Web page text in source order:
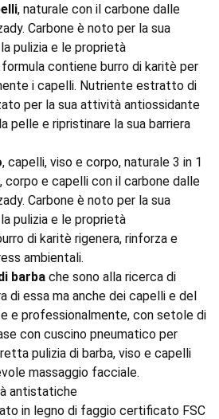
, naturale con il carbone dalle
Carbone è noto per la sua
pulizia e le proprietà
contiene burro di karitè per
i capelli. Nutriente estratto di
per la sua attività antiossidante
pelle e ripristinare la sua barriera
, capelli, viso e corpo, naturale 3 in 1
corpo e capelli con il carbone dalle
Carbone è noto per la sua
pulizia e le proprietà
di karitè rigenera, rinforza e
ambientali.
barba che sono alla ricerca di
di essa ma anche dei capelli e del
e professionalmente, con setole di
con cuscino pneumatico per
pulizia di barba, viso e capelli
massaggio facciale.
antistatiche
in legno di faggio certificato FSC